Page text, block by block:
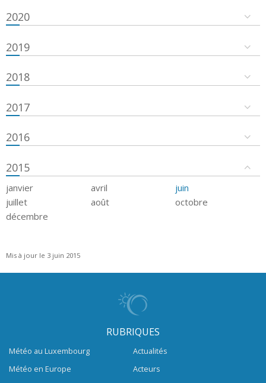
2020
2019
2018
2017
2016
2015
janvier avril
juin
juillet
août
octobre
décembre
Mis à jour le 3 juin 2015
RUBRIQUES
Météo au Luxembourg
Météo en Europe
Actualités
Acteurs